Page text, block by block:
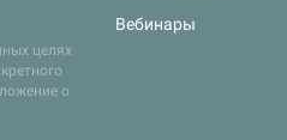
целях
о
Вебинары